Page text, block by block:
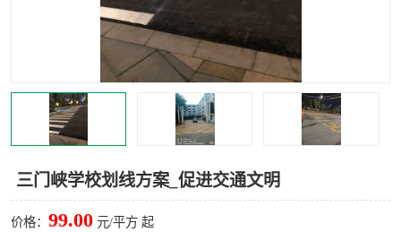
三门峡学校划线方案_促进交通文明
价格： 99.00 元/平方 起